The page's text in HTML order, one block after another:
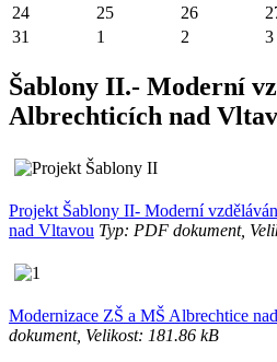
24 25 26
31
1 2 3
Šablony II.- Moderní
Albrechticích nad
Projekt Šablony II- Moderní
nad Vltavou Typ: PDF dokument,
Modernizace ZŠ a MŠ Albrechtice
dokument, Velikost: 181.86 kB